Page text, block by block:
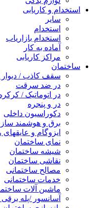
استخدام و کاریابی
سایر
استخدام
استخدام بازاریاب
آماده به کار
مراکز کاریابی
ساختمان
سقف کاذب /
در ضد سرقت
در اتوماتیک /
در و پنجره
دکوراسیون داخلی
برق و هوشمند
ایزوگام و
نمای ساختمان
شیشه ساختمان
نقاشی ساختمان
مصالح ساختمانی
خدمات ساختمانی
ماشین آلات
آسانسور /پله برقی /